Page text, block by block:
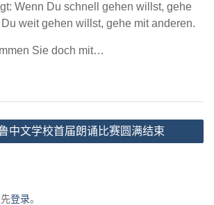
Wenn Du schnell gehen willst, gehe
weit gehen willst, gehe mit anderen.
Sie doch mit…
中文学校首届朗诵比赛圆满结束
登录。